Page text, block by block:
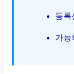
등록
가능